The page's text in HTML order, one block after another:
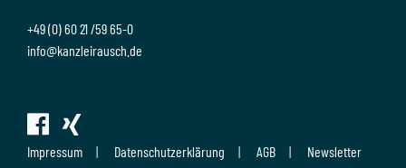
+49 (0) 60 21 /59 65-0
info@kanzleirausch.de
Impressum Datenschutzerklärung AGB Newsletter